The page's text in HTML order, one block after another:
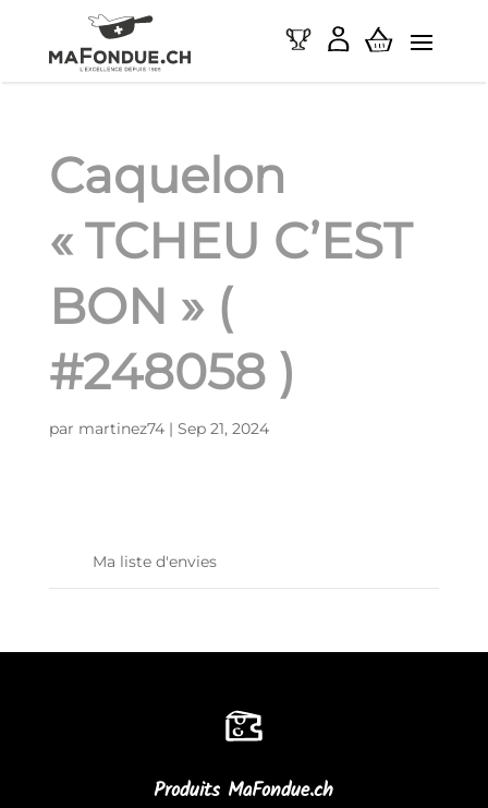
Caquelon
« TCHEU C’EST
BON » (
#248058 )
par martinez74| Sep 21, 2024
Ma liste d'envies
Produits MaFondue.ch